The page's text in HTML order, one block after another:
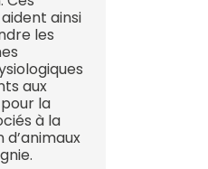
ainsi
les
aux
la
à la
d’animaux